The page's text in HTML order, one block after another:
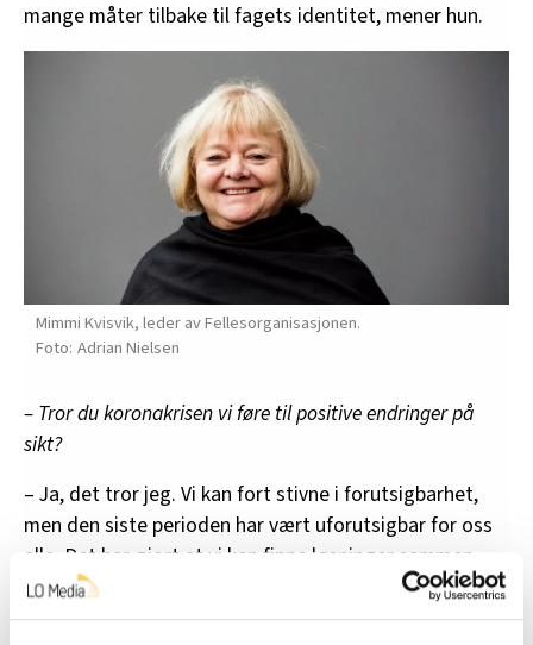
mange måter tilbake til fagets identitet, mener hun.
Mimmi Kvisvik, leder av Fellesorganisasjonen.
Adrian Nielsen
– Tror du koronakrisen vi føre til positive endringer på
sikt?
– Ja, det tror jeg. Vi kan fort stivne i forutsigbarhet,
men den siste perioden har vært uforutsigbar for oss
alle. Det har gjort at vi kan finne løsninger sammen,
sier Kvisvik.